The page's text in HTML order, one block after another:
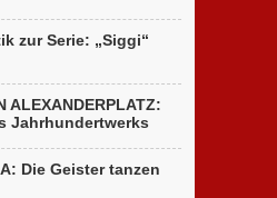
zur Serie: „Siggi“
ALEXANDERPLATZ:
Jahrhundertwerks
Die Geister tanzen